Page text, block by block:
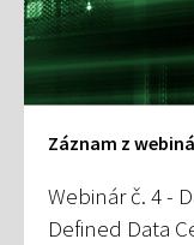
Záznam z
Webinár č. 4 -
Defined Data